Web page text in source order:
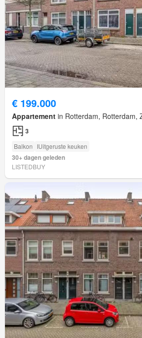
€ 199.000
Appartement in Rotterdam, Rotterdam,
3
Balkon IUitgeruste keuken
30+ dagen geleden
LISTEDBUY